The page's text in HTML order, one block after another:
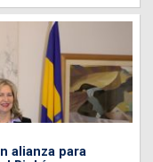
alianza para